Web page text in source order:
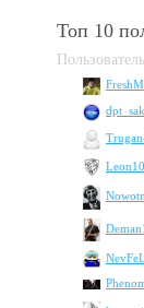
Топ 10
Пользователь